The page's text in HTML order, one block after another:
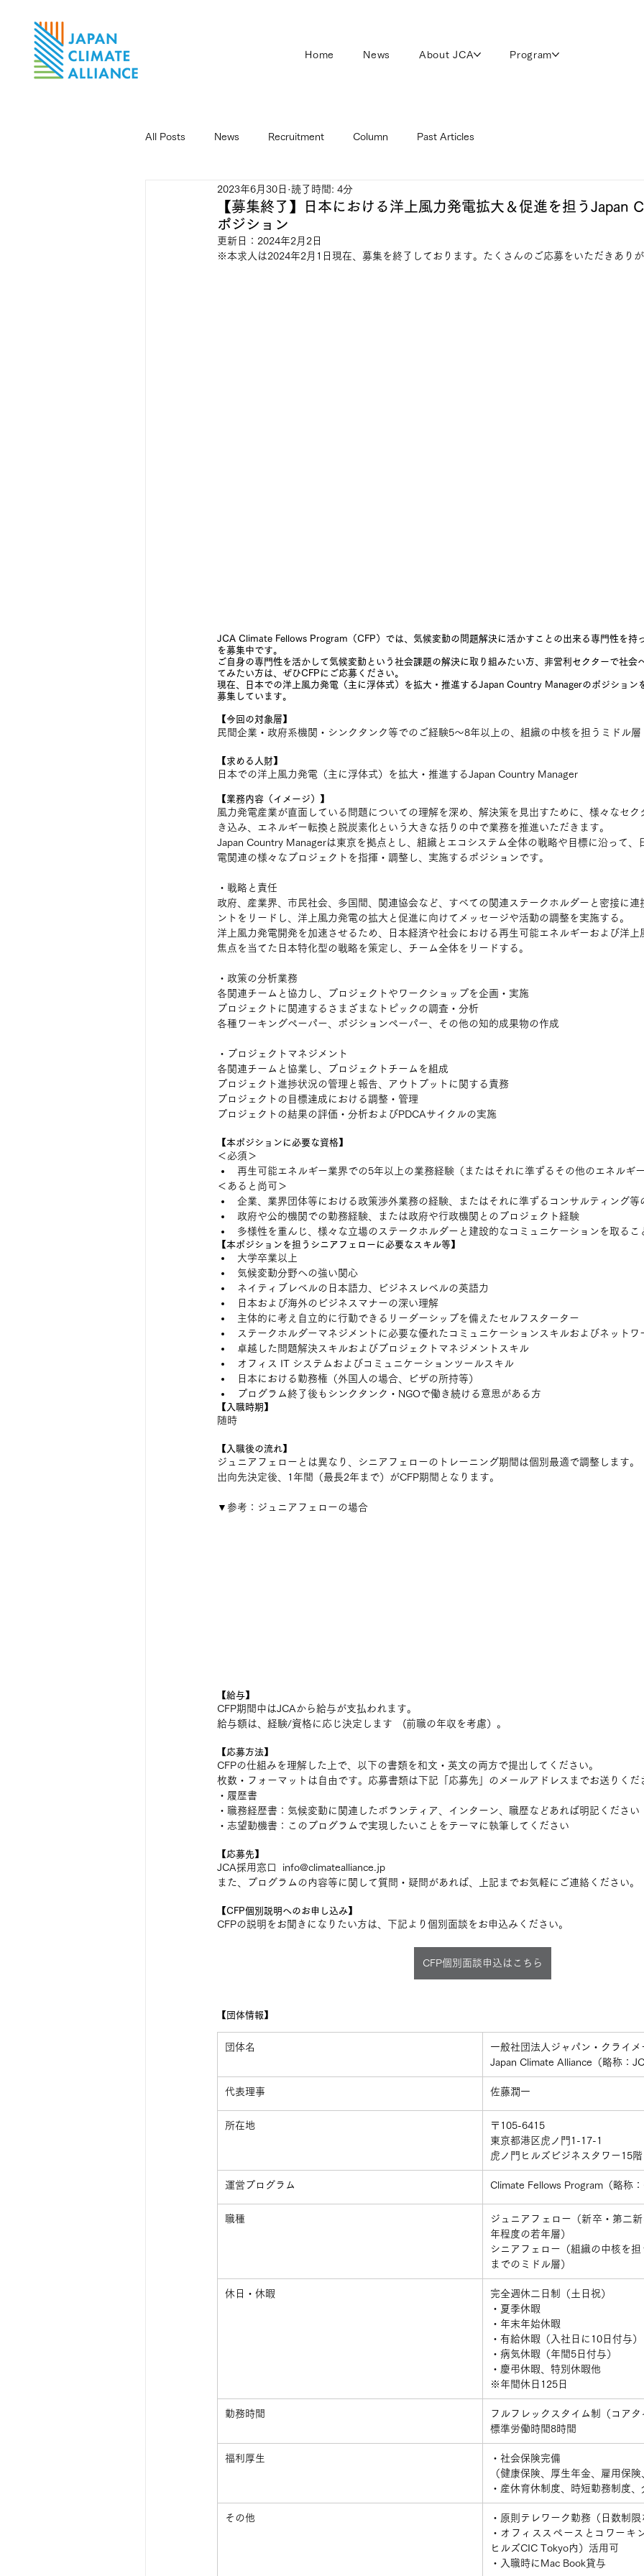
Home News About JCA Program
All Posts News Recruitment Column Past Articles
【募集終了】日本における洋上風力発電拡大＆促進を担うJapan
ポジション
2023年6月30日 読了時間: 4分
更新日： 2024年2月2日
※本求人は2024年2月1日現在、募集を終了しております。たくさんのご応募をいただきあり
JCA Climate Fellows Program（CFP）では、気候変動の問題解決に活かすことの出来る専門性を持
を募集中です。
ご自身の専門性を活かして気候変動という社会課題の解決に取り組みたい方、非営利セクターで社会
てみたい方は、ぜひCFPにご応募ください。
現在、日本での洋上風力発電（主に浮体式）を拡大・推進するJapan Country Managerのポジション
募集しています。
【今回の対象層】
民間企業・政府系機関・シンクタンク等でのご経験5～8年以上の、組織の中核を担うミドル層
【求める人財】
日本での洋上風力発電（主に浮体式）を拡大・推進するJapan Country Manager
【業務内容（イメージ）】
風力発電産業が直面している問題についての理解を深め、解決策を見出すために、様々なセク
き込み、エネルギー転換と脱炭素化という大きな括りの中で業務を推進いただきます。
Japan Country Managerは東京を拠点とし、組織とエコシステム全体の戦略や目標に沿って、
電関連の様々なプロジェクトを指揮・調整し、実施するポジションです。
・戦略と責任
政府、産業界、市民社会、多国間、関連協会など、すべての関連ステークホルダーと密接に連
ントをリードし、洋上風力発電の拡大と促進に向けてメッセージや活動の調整を実施する。
洋上風力発電開発を加速させるため、日本経済や社会における再生可能エネルギーおよび洋上
焦点を当てた日本特化型の戦略を策定し、チーム全体をリードする。
・政策の分析業務
各関連チームと協力し、プロジェクトやワークショップを企画・実施
プロジェクトに関連するさまざまなトピックの調査・分析
各種ワーキングペーパー、ポジションペーパー、その他の知的成果物の作成
・プロジェクトマネジメント
各関連チームと協業し、プロジェクトチームを組成
プロジェクト進捗状況の管理と報告、アウトプットに関する責務
プロジェクトの目標達成における調整・管理
プロジェクトの結果の評価・分析およびPDCAサイクルの実施
【本ポジションに必要な資格】
＜必須＞
再生可能エネルギー業界での5年以上の業務経験（またはそれに準ずるその他のエネルギ
＜あると尚可＞
企業、業界団体等における政策渉外業務の経験、またはそれに準ずるコンサルティング等
政府や公的機関での勤務経験、または政府や行政機関とのプロジェクト経験
多様性を重んじ、様々な立場のステークホルダーと建設的なコミュニケーションを取るこ
【本ポジションを担うシニアフェローに必要なスキル等】
大学卒業以上
気候変動分野への強い関心
ネイティブレベルの日本語力、ビジネスレベルの英語力
日本および海外のビジネスマナーの深い理解
主体的に考え自立的に行動できるリーダーシップを備えたセルフスターター
ステークホルダーマネジメントに必要な優れたコミュニケーションスキルおよびネットワ
卓越した問題解決スキルおよびプロジェクトマネジメントスキル
オフィス IT システムおよびコミュニケーションツールスキル
日本における勤務権（外国人の場合、ビザの所持等）
プログラム終了後もシンクタンク・NGOで働き続ける意思がある方
【入職時期】
随時
【入職後の流れ】
ジュニアフェローとは異なり、シニアフェローのトレーニング期間は個別最適で調整します。
出向先決定後、1年間（最長2年まで）がCFP期間となります。
▼参考：ジュニアフェローの場合
【給与】
CFP期間中はJCAから給与が支払われます。
給与額は、経験/資格に応じ決定します　(前職の年収を考慮）。
【応募方法】
CFPの仕組みを理解した上で、以下の書類を和文・英文の両方で提出してください。
枚数・フォーマットは自由です。応募書類は下記「応募先」のメールアドレスまでお送りくだ
・履歴書
・職務経歴書：気候変動に関連したボランティア、インターン、職歴などあれば明記ください
・志望動機書：このプログラムで実現したいことをテーマに執筆してください
【応募先】
JCA採用窓口  info@climatealliance.jp
また、プログラムの内容等に関して質問・疑問があれば、上記までお気軽にご連絡ください。
【CFP個別説明へのお申し込み】
CFPの説明をお聞きになりたい方は、下記より個別面談をお申込みください。
CFP個別面談申込はこちら
【団体情報】
​団体名
一般社団法人ジャパン・クライ
Japan Climate Alliance（略称：
​代表理事 ​佐藤潤一
​所在地
​〒105-6415
東京都港区虎ノ門1-17-1
虎ノ門ヒルズビジネスタワー15階
​運営プログラム ​Climate Fellows Program（略称
職種
ジュニアフェロー（新卒・第二
年程度の若年層）
シニアフェロー（組織の中核を
までのミドル層）
​休日・休暇
​完全週休二日制（土日祝）
・夏季休暇
・年末年始休暇
・有給休暇（入社日に10日付与）
・病気休暇（年間5日付与）
・慶弔休暇、特別休暇他
※年間休日125日
​勤務時間
フルフレックスタイム制（コアタ
標準労働時間8時間
​福利厚生
​・社会保険完備
（健康保険、厚生年金、雇用保
・産休育休制度、時短勤務制度
​その他
・原則テレワーク勤務（日数制限
・オフィススペースとコワーキ
ヒルズCIC Tokyo内）活用可
・入職時にMac Book貸与